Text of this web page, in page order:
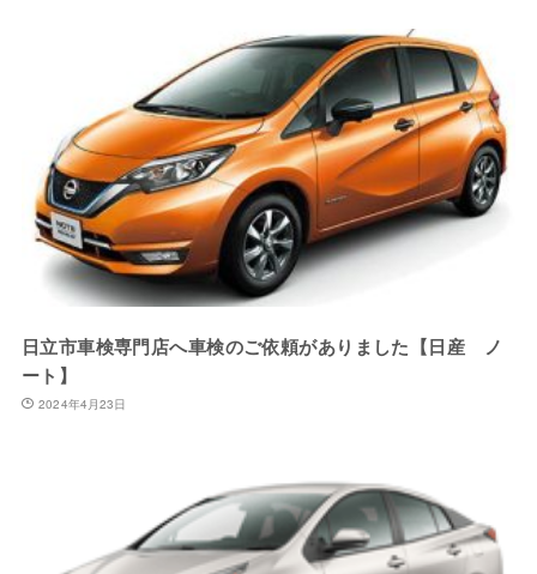
日立市車検専門店へ車検のご依頼がありました【日産 ノ
ート】
2024年4月23日